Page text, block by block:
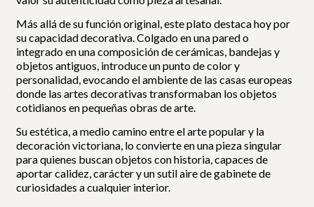
Más allá de su función original, este plato destaca hoy por
su capacidad decorativa. Colgado en una pared o
integrado en una composición de cerámicas, bandejas y
objetos antiguos, introduce un punto de color y
personalidad, evocando el ambiente de las casas europeas
donde las artes decorativas transformaban los objetos
cotidianos en pequeñas obras de arte.
Su estética, a medio camino entre el arte popular y la
decoración victoriana, lo convierte en una pieza singular
para quienes buscan objetos con historia, capaces de
aportar calidez, carácter y un sutil aire de gabinete de
curiosidades a cualquier interior.